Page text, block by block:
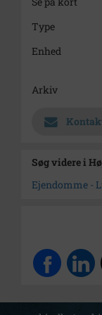
Type
Enhed
Arkiv
Søg videre i
Ejendomme -